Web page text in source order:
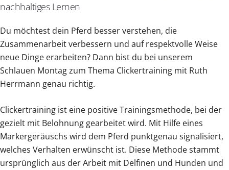
nachhaltiges Lernen
Du möchtest dein Pferd besser verstehen, die
Zusammenarbeit verbessern und auf respektvolle Weise
neue Dinge erarbeiten? Dann bist du bei unserem
Schlauen Montag zum Thema Clickertraining mit Ruth
Herrmann genau richtig.
Clickertraining ist eine positive Trainingsmethode, bei der
gezielt mit Belohnung gearbeitet wird. Mit Hilfe eines
Markergeräuschs wird dem Pferd punktgenau signalisiert,
welches Verhalten erwünscht ist. Diese Methode stammt
ursprünglich aus der Arbeit mit Delfinen und Hunden und